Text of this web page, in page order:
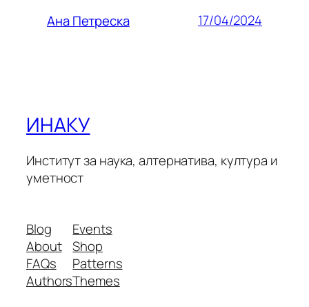
Ана Петреска 17/04/2024
ИНАКУ
Институт за наука, алтернатива, култура и
уметност
Blog
About
FAQs
Authors
Events
Shop
Patterns
Themes